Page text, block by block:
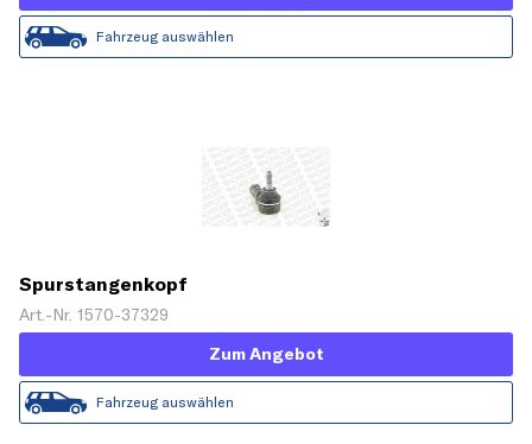
Fahrzeug auswählen
Spurstangenkopf
Art.-Nr. 1570-37329
Zum Angebot
Fahrzeug auswählen